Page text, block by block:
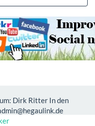
Dirk Ritter In den